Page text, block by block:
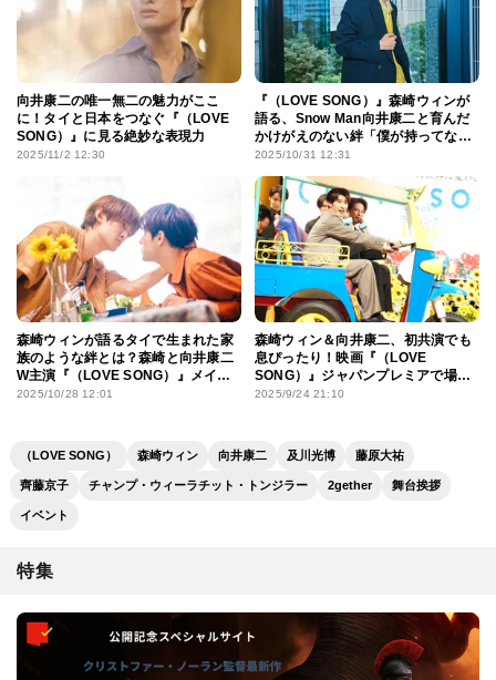
向井康二の唯一無二の魅力がここ
に！タイと日本をつなぐ『（LOVE
SONG）』に見る絶妙な表現力
2025/11/2 12:30
『（LOVE SONG）』森崎ウィンが
語る、Snow Man向井康二と育んだ
かけがえのない絆「僕が持ってない
ものを確実に持っている」
2025/10/31 12:31
森崎ウィンが語るタイで生まれた家
族のような絆とは？森崎と向井康二
W主演『（LOVE SONG）』メイキ
ング映像
2025/10/28 12:01
森崎ウィン＆向井康二、初共演でも
息ぴったり！映画『（LOVE
SONG）』ジャパンプレミアで場内
アナウンスでも相性の良さを見せつ
2025/9/24 21:10
（LOVE SONG） 森崎ウィン 向井康二 及川光博 藤原大祐
齊藤京子 チャンプ・ウィーラチット・トンジラー 2gether 舞台挨拶
イベント
特集